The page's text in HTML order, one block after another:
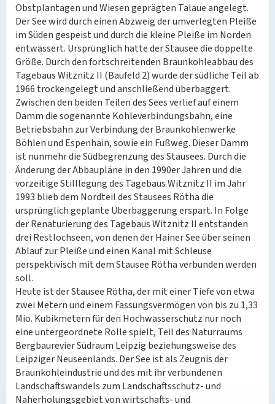
Obstplantagen und Wiesen geprägten Talaue angelegt.
Der See wird durch einen Abzweig der umverlegten Pleiße
im Süden gespeist und durch die kleine Pleiße im Norden
entwässert. Ursprünglich hatte der Stausee die doppelte
Größe. Durch den fortschreitenden Braunkohleabbau des
Tagebaus Witznitz II (Baufeld 2) wurde der südliche Teil ab
1966 trockengelegt und anschließend überbaggert.
Zwischen den beiden Teilen des Sees verlief auf einem
Damm die sogenannte Kohleverbindungsbahn, eine
Betriebsbahn zur Verbindung der Braunkohlenwerke
Böhlen und Espenhain, sowie ein Fußweg. Dieser Damm
ist nunmehr die Südbegrenzung des Stausees. Durch die
Änderung der Abbaupläne in den 1990er Jahren und die
vorzeitige Stilllegung des Tagebaus Witznitz II im Jahr
1993 blieb dem Nordteil des Stausees Rötha die
ursprünglich geplante Überbaggerung erspart. In Folge
der Renaturierung des Tagebaus Witznitz II entstanden
drei Restlochseen, von denen der Hainer See über seinen
Ablauf zur Pleiße und einen Kanal mit Schleuse
perspektivisch mit dem Stausee Rötha verbunden werden
soll.
Heute ist der Stausee Rötha, der mit einer Tiefe von etwa
zwei Metern und einem Fassungsvermögen von bis zu 1,33
Mio. Kubikmetern für den Hochwasserschutz nur noch
eine untergeordnete Rolle spielt, Teil des Naturraums
Bergbaurevier Südraum Leipzig beziehungsweise des
Leipziger Neuseenlands. Der See ist als Zeugnis der
Braunkohleindustrie und des mit ihr verbundenen
Landschaftswandels zum Landschaftsschutz- und
Naherholungsgebiet von wirtschafts- und